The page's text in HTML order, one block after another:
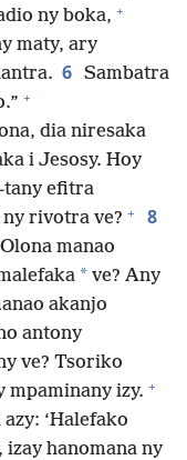
ny boka, +
maty, ary
6 Sambatra
+
dia niresaka
i Jesosy. Hoy
tany efitra
rivotra ve? + 8
manao
* ve? Any
akanjo
antony
ve? Tsoriko
mpaminany izy. +
‘Halefako
hanomana ny